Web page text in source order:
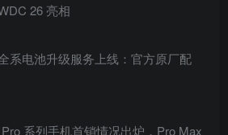
26 亮相
系电池升级服务上线：官方原厂配
系列手机首销情况出炉，Pro Max